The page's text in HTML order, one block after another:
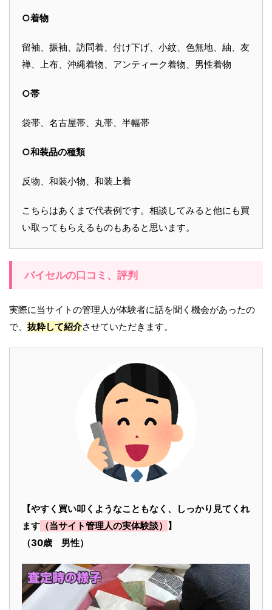
○着物
留袖、振袖、訪問着、付け下げ、小紋、色無地、紬、友
禅、上布、沖縄着物、アンティーク着物、男性着物
○帯
袋帯、名古屋帯、丸帯、半幅帯
○和装品の種類
反物、和装小物、和装上着
こちらはあくまで代表例です。相談してみると他にも買
い取ってもらえるものもあると思います。
バイセルの口コミ、評判
実際に当サイトの管理人が体験者に話を聞く機会があったの
で、 抜粋して紹介させていただきます。
【やすく買い叩くようなこともなく、しっかり見てくれ
ます （当サイト管理人の実体験談） 】
（30歳 男性）